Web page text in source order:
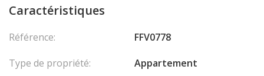
Caractéristiques
Référence:
FFV0778
Type de propriété:
Appartement